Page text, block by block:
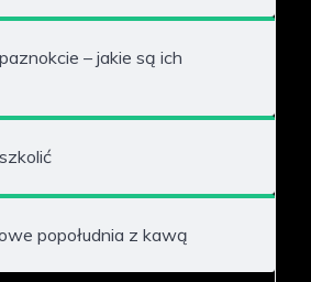
– jakie są ich
popołudnia z kawą